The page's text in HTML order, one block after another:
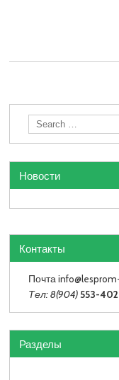
Новости
Контакты
Почта info
Тел: 8(904) 553-
Разделы